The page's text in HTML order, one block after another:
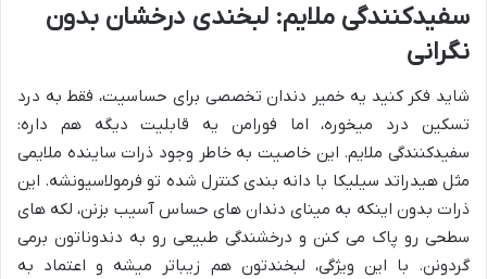
سفیدکنندگی ملایم: لبخندی درخشان بدون
نگرانی
شاید فکر کنید یه خمیر دندان تخصصی برای حساسیت، فقط به درد
تسکین درد میخوره، اما فورامن یه قابلیت دیگه هم داره:
سفیدکنندگی ملایم. این خاصیت به خاطر وجود ذرات ساینده ملایمی
مثل هیدراتد سیلیکا با دانه بندی کنترل شده تو فرمولاسیونشه. این
ذرات بدون اینکه به مینای دندان های حساس آسیب بزنن، لکه های
سطحی رو پاک می کنن و درخشندگی طبیعی رو به دندوناتون برمی
گردونن. با این ویژگی، لبخندتون هم زیباتر میشه و اعتماد به